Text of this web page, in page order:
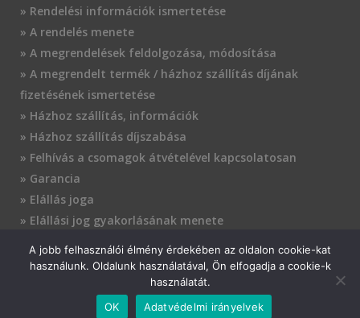
» Rendelési információk ismertetése
» A rendelés menete
» A megrendelések feldolgozása, módosítása
» A megrendelt termék / házhoz szállítás díjának
fizetésének ismertetése
» Házhoz szállítás, információk
» Házhoz szállítás díjszabása
» Felhívás a csomagok átvételével kapcsolatosan
» Garancia
» Elállás joga
» Elállási jog gyakorlásának menete
» A szállítástól elállás
A jobb felhasználói élmény érdekében az oldalon cookie-kat
használunk. Oldalunk használatával, Ön elfogadja a cookie-k
használatát.
OK
Adatvédelmi irányelvek